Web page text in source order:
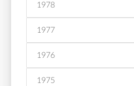
1978
1977
1976
1975